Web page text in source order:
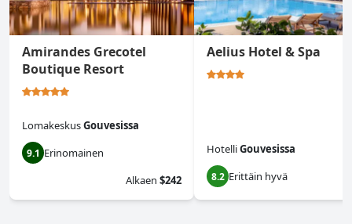
Amirandes Grecotel
Boutique Resort
LomakeskusGouvesissa
9.1 Erinomainen
Alkaen $242
Aelius Hotel & Spa
HotelliGouvesissa
8.2 Erittäin hyvä